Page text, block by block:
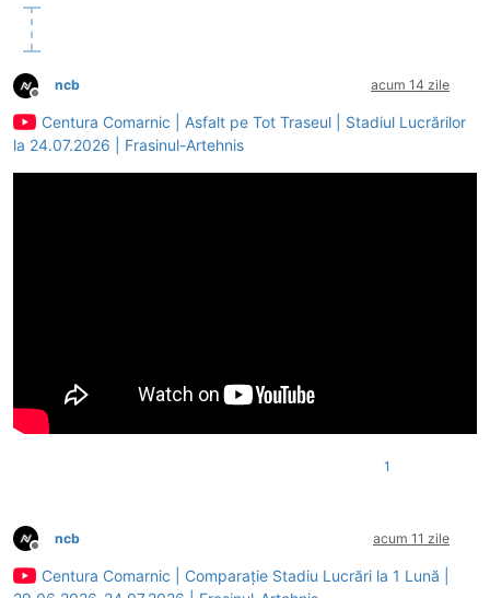
Deconectat
ncb acum 14 zile
Centura Comarnic | Asfalt pe Tot Traseul | Stadiul Lucrărilor
la 24.07.2026 | Frasinul-Artehnis
1
Deconectat
ncb acum 11 zile
Centura Comarnic | Comparație Stadiu Lucrări la 1 Lună |